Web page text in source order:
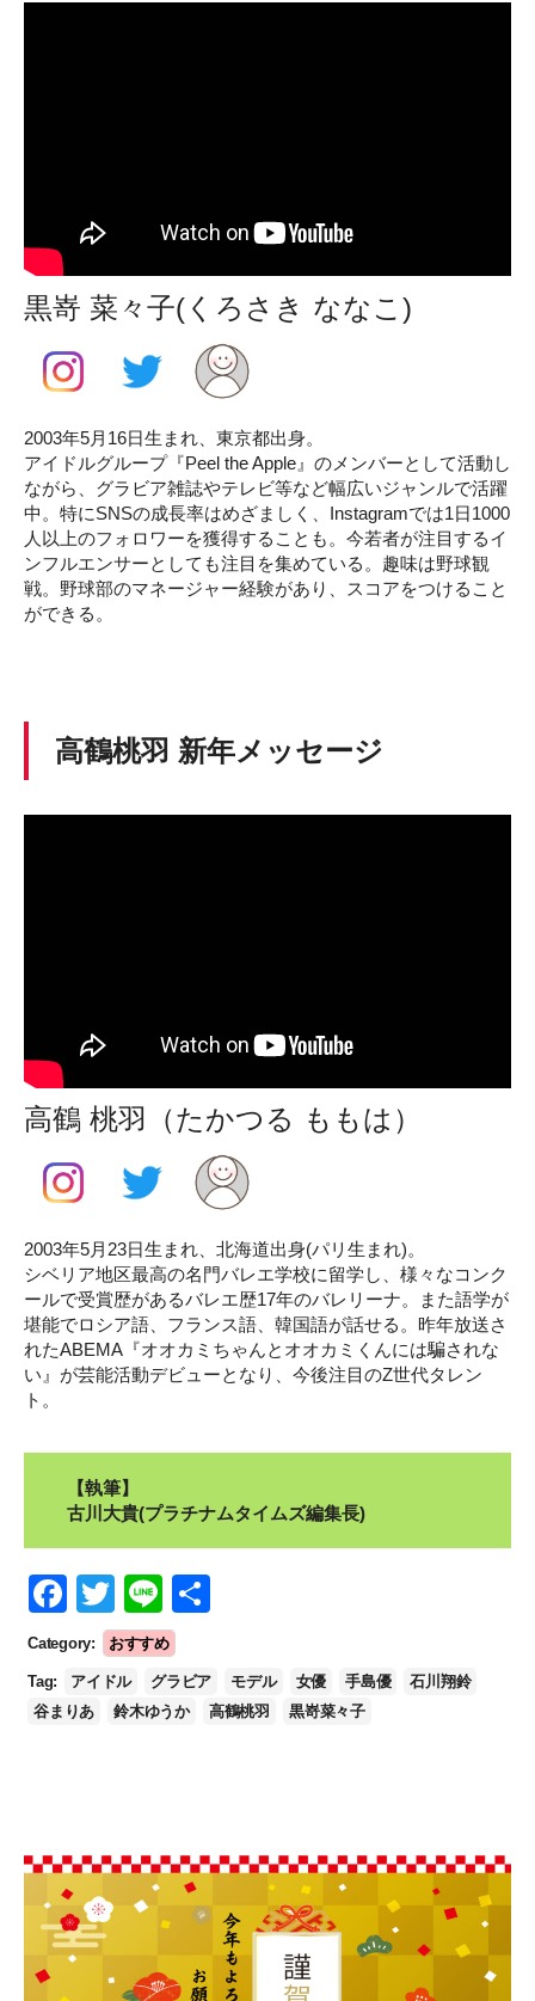
黒嵜 菜々子(くろさき ななこ)
2003年5月16日生まれ、東京都出身。
アイドルグループ『Peel the Apple』のメンバーとして活動し
ながら、グラビア雑誌やテレビ等など幅広いジャンルで活躍
中。特にSNSの成長率はめざましく、Instagramでは1日1000
人以上のフォロワーを獲得することも。今若者が注目するイ
ンフルエンサーとしても注目を集めている。趣味は野球観
戦。野球部のマネージャー経験があり、スコアをつけること
ができる。
高鶴桃羽 新年メッセージ
高鶴 桃羽（たかつる ももは）
2003年5月23日生まれ、北海道出身(パリ生まれ)。
シベリア地区最高の名門バレエ学校に留学し、様々なコンク
ールで受賞歴があるバレエ歴17年のバレリーナ。また語学が
堪能でロシア語、フランス語、韓国語が話せる。昨年放送さ
れたABEMA『オオカミちゃんとオオカミくんには騙されな
い』が芸能活動デビューとなり、今後注目のZ世代タレン
ト。
【執筆】
古川大貴(プラチナムタイムズ編集長)
F
a
c
e
k
T
wi
tt
er
Li
n
e
ar
e
Category: おすすめ
Tag: アイドル グラビア モデル 女優 手島優
石川翔鈴
谷まりあ
鈴木ゆうか 高鶴桃羽 黒嵜菜々子